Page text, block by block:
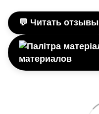
💬 Читать отзывы
материалов